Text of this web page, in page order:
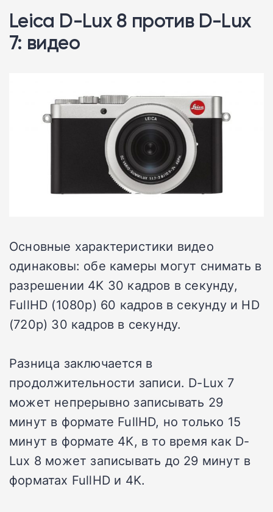
Leica D-Lux 8 против D-Lux
7: видео
Основные характеристики видео
одинаковы: обе камеры могут снимать в
разрешении 4K 30 кадров в секунду,
FullHD (1080p) 60 кадров в секунду и HD
(720p) 30 кадров в секунду.
Разница заключается в
продолжительности записи. D-Lux 7
может непрерывно записывать 29
минут в формате FullHD, но только 15
минут в формате 4K, в то время как D-
Lux 8 может записывать до 29 минут в
форматах FullHD и 4K.